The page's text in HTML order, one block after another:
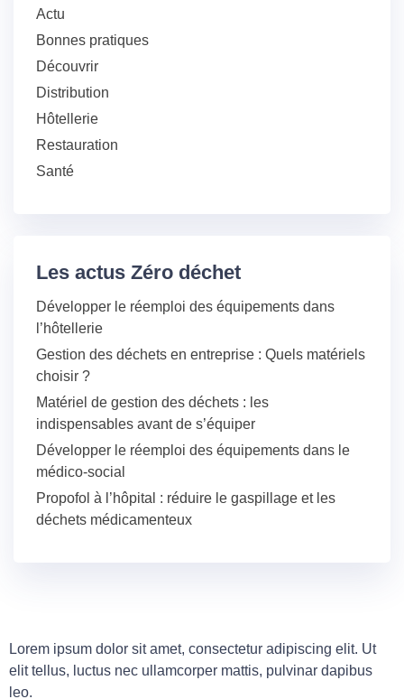
Actu
Bonnes pratiques
Découvrir
Distribution
Hôtellerie
Restauration
Santé
Les actus Zéro déchet
Développer le réemploi des équipements dans
l’hôtellerie
Gestion des déchets en entreprise : Quels matériels
choisir ?
Matériel de gestion des déchets : les
indispensables avant de s’équiper
Développer le réemploi des équipements dans le
médico-social
Propofol à l’hôpital : réduire le gaspillage et les
déchets médicamenteux
Lorem ipsum dolor sit amet, consectetur adipiscing elit. Ut
elit tellus, luctus nec ullamcorper mattis, pulvinar dapibus
leo.